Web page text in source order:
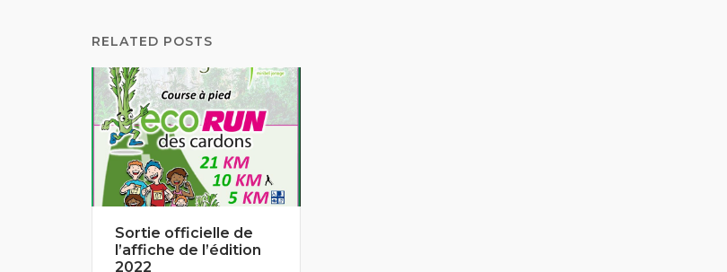
RELATED POSTS
Sortie officielle de
l’affiche de l’édition
2022